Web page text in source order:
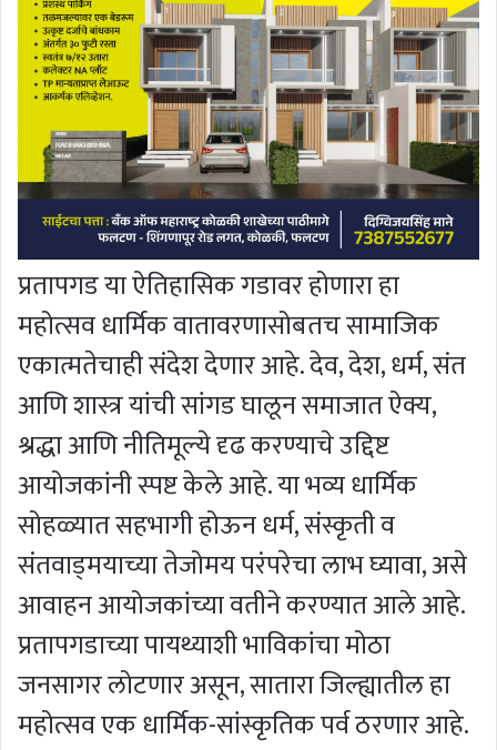
प्रतापगड या ऐतिहासिक गडावर होणारा हा
महोत्सव धार्मिक वातावरणासोबतच सामाजिक
एकात्मतेचाही संदेश देणार आहे. देव, देश, धर्म, संत
आणि शास्त्र यांची सांगड घालून समाजात ऐक्य,
श्रद्धा आणि नीतिमूल्ये दृढ करण्याचे उद्दिष्ट
आयोजकांनी स्पष्ट केले आहे. या भव्य धार्मिक
सोहळ्यात सहभागी होऊन धर्म, संस्कृती व
संतवाड्मयाच्या तेजोमय परंपरेचा लाभ घ्यावा, असे
आवाहन आयोजकांच्या वतीने करण्यात आले आहे.
प्रतापगडाच्या पायथ्याशी भाविकांचा मोठा
जनसागर लोटणार असून, सातारा जिल्ह्यातील हा
महोत्सव एक धार्मिक-सांस्कृतिक पर्व ठरणार आहे.